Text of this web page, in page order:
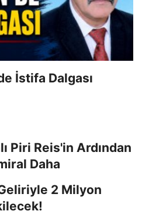
İstifa Dalgası
Piri Reis'in Ardından
Daha
2 Milyon